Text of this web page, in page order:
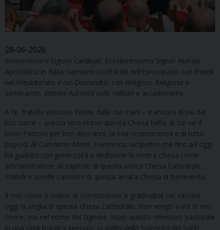
28-06-2026
Eminentissimi Signori Cardinali, Eccellentissimo Signor Nunzio
Apostolico in Italia, carissimi confratelli nell’Episcopato, cari fratelli
nel Presbiterato e nel Diaconato, cari Religiosi, Religiose e
Seminaristi, distinte Autorità civili, militari e accademiche.
A te, fratello vescovo Felice, dalle cui mani – e ancora di più dal
tuo cuore – questa sera ricevo questa Chiesa bella, di cui sei il
buon Pastore per ben dieci anni, la mia riconoscenza e di tutto
popolo. Al Carissimo Mons. Francesco Iampietro che fino ad oggi
ha guidato con generosità e dedizione la nostra chiesa come
amministratore. Al capitolo di questa antica Chiesa Cattedrale.
Fratelli e sorelle carissimi di questa amata Chiesa di Benevento.
Il mio cuore è colmo di commozione e gratitudine nel varcare
oggi la soglia di questa chiesa Cattedrale. Non vengo a voi in mio
nome, ma nel nome del Signore. Inizio questo ministero pastorale
in una sera liturgica speciale: la vigilia della Solennità dei Santi